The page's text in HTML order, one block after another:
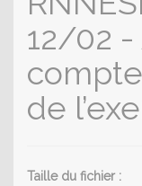
12/02
de
Taille du fichier :